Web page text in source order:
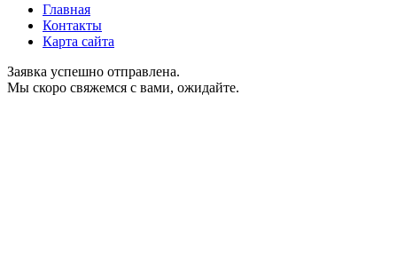
Главная
Контакты
Карта сайта
Заявка успешно отправлена.
Мы скоро свяжемся с вами, ожидайте.